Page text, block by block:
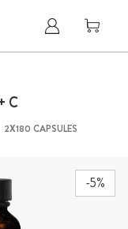
-5%
C
2X180 CAPSULES